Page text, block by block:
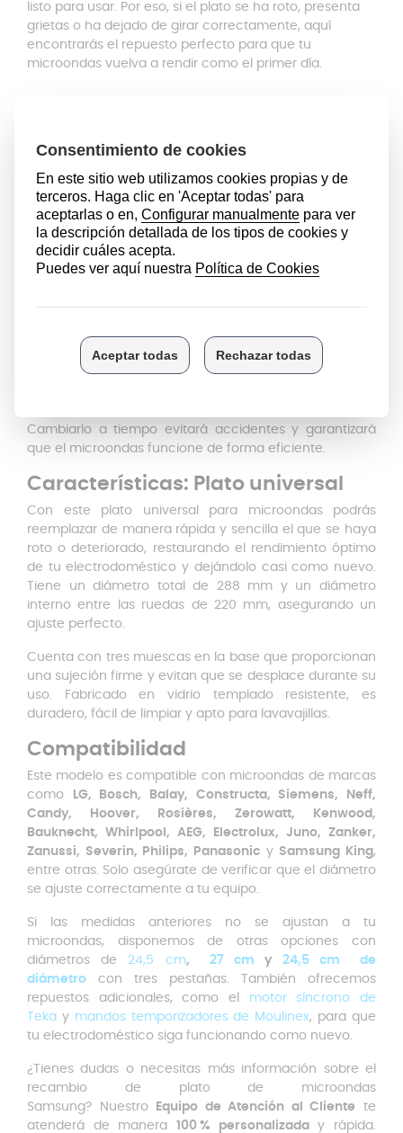
listo para usar. Por eso, si el plato se ha roto, presenta
grietas o ha dejado de girar correctamente, aquí
encontrarás el repuesto perfecto para que tu
microondas vuelva a rendir como el primer día.
del microondas?
En condiciones normales, un plato puede durar entre 5
y 10 años. Sin embargo, su vida útil puede reducirse por
golpes, caídas o desgaste. Si detectas alguna de las
siguientes señales, conviene sustituirlo para mantener
un uso seguro del electrodoméstico:
con el calor podría terminar de quebrarse
encaja bien o las ruedas no se deslizan como
deberían
Cambiarlo a tiempo evitará accidentes y garantizará
que el microondas funcione de forma eficiente.
Características: Plato universal
Con este plato universal para microondas podrás
reemplazar de manera rápida y sencilla el que se haya
roto o deteriorado, restaurando el rendimiento óptimo
de tu electrodoméstico y dejándolo casi como nuevo.
Tiene un diámetro total de 288 mm y un diámetro
interno entre las ruedas de 220 mm, asegurando un
ajuste perfecto.
Cuenta con tres muescas en la base que proporcionan
una sujeción firme y evitan que se desplace durante su
uso. Fabricado en vidrio templado resistente, es
duradero, fácil de limpiar y apto para lavavajillas.
Compatibilidad
Este modelo es compatible con microondas de marcas
como
LG, Bosch, Balay, Constructa, Siemens, Neff,
Candy, Hoover, Rosières, Zerowatt, Kenwood,
Bauknecht, Whirlpool, AEG, Electrolux, Juno, Zanker,
Zanussi, Severin, Philips, Panasonic y Samsung King,
entre otras. Solo asegúrate de verificar que el diámetro
se ajuste correctamente a tu equipo.
Si las medidas anteriores no se ajustan a tu
microondas, disponemos de otras opciones con
diámetros de24,5 cm, 27 cm y 24,5 cm de
diámetro con tres pestañas. También ofrecemos
repuestos adicionales, como el motor síncrono de
Teka y mandos temporizadores de Moulinex, para que
tu electrodoméstico siga funcionando como nuevo.
¿Tienes dudas o necesitas más información sobre el
recambio de plato de microondas
Samsung? Nuestro
Equipo de Atención al Cliente
te
atenderá de manera 100 % personalizaday rápida.